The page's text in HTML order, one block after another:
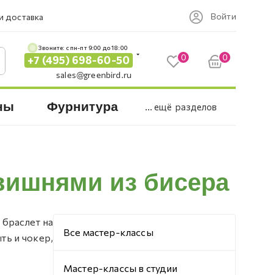
доставка Войти
Звоните: c пн-пт 9:00 до 18:00
+7 (495) 698-60-50
sales@greenbird.ru
0 0
Фурнитура ... ещё разделов
из бисера
на
и чокер,
Все мастер-классы
Мастер-классы в студии